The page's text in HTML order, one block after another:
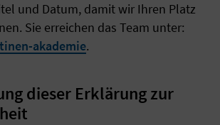
und Datum, damit wir Ihren Platz
Sie erreichen das Team unter:
akademie.
dieser Erklärung zur